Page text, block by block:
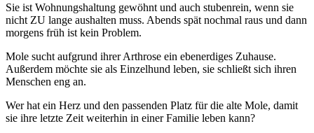
Sie ist Wohnungshaltung gewöhnt und auch stubenrein, wenn sie
nicht ZU lange aushalten muss. Abends spät nochmal raus und dann
morgens früh ist kein Problem.
Mole sucht aufgrund ihrer Arthrose ein ebenerdiges Zuhause.
Außerdem möchte sie als Einzelhund leben, sie schließt sich ihren
Menschen eng an.
Wer hat ein Herz und den passenden Platz für die alte Mole, damit
sie ihre letzte Zeit weiterhin in einer Familie leben kann?